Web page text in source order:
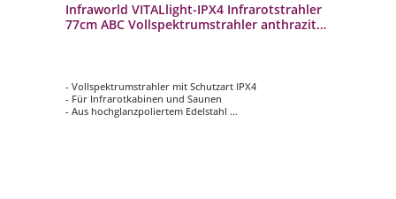
Infraworld VITALlight-IPX4 Infrarotstrahler
77cm ABC Vollspektrumstrahler anthrazit
- Vollspektrumstrahler mit Schutzart IPX4
- Für Infrarotkabinen und Saunen
- Aus hochglanzpoliertem Edelstahl